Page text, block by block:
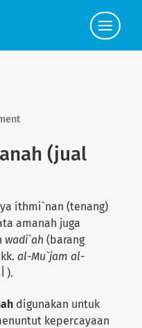
Click
to
view
(jual
ithmi`nan (tenang)
amanah juga
wadi`ah (barang
al-Mu`jam al-
, as-Syamilah, kata: أمن ).
digunakan untuk
kepercayaan